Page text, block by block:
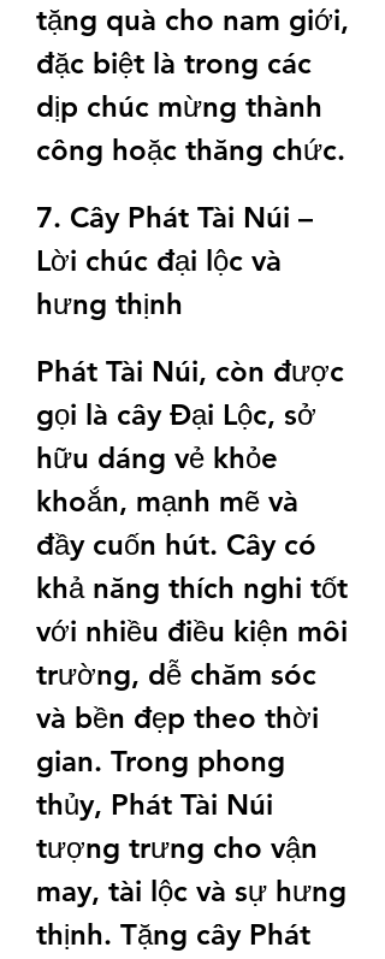
tặng quà cho nam giới,
đặc biệt là trong các
dịp chúc mừng thành
công hoặc thăng chức.
7. Cây Phát Tài Núi –
Lời chúc đại lộc và
hưng thịnh
Phát Tài Núi, còn được
gọi là cây Đại Lộc, sở
hữu dáng vẻ khỏe
khoắn, mạnh mẽ và
đầy cuốn hút. Cây có
khả năng thích nghi tốt
với nhiều điều kiện môi
trường, dễ chăm sóc
và bền đẹp theo thời
gian. Trong phong
thủy, Phát Tài Núi
tượng trưng cho vận
may, tài lộc và sự hưng
thịnh. Tặng cây Phát